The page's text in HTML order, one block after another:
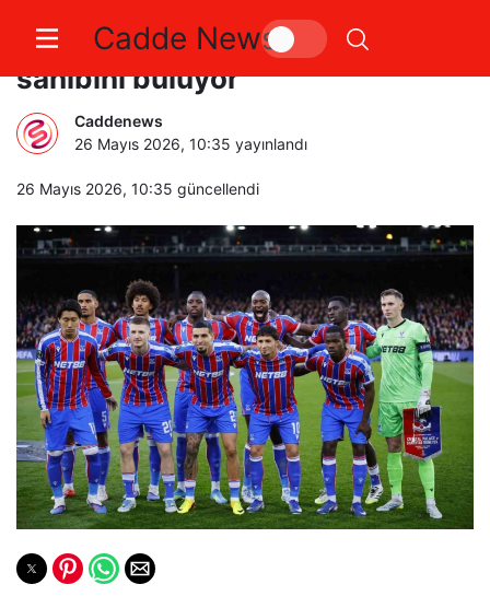
Cadde News
UEFA Konferans Ligi’nde kupa
sahibini buluyor
Caddenews
26 Mayıs 2026, 10:35 yayınlandı
26 Mayıs 2026, 10:35 güncellendi